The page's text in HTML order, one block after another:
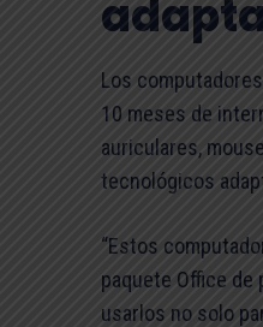
Los
10 meses de
auriculares,
tecnológicos
“Estos
paquete Office de
usarlos no solo